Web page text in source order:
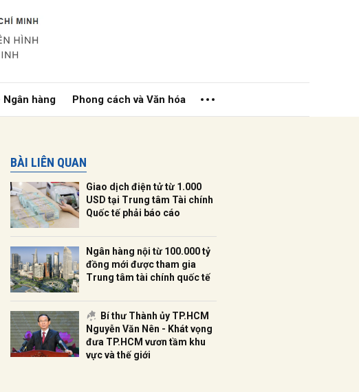
hàng Phong cách và Văn hóa
BÀI LIÊN QUAN
Giao dịch điện tử từ 1.000
USD tại Trung tâm Tài chính
Quốc tế phải báo cáo
Ngân hàng nội từ 100.000 tỷ
đồng mới được tham gia
Trung tâm tài chính quốc tế
Bí thư Thành ủy TP.HCM
Nguyễn Văn Nên - Khát vọng
đưa TP.HCM vươn tầm khu
vực và thế giới
Gửi